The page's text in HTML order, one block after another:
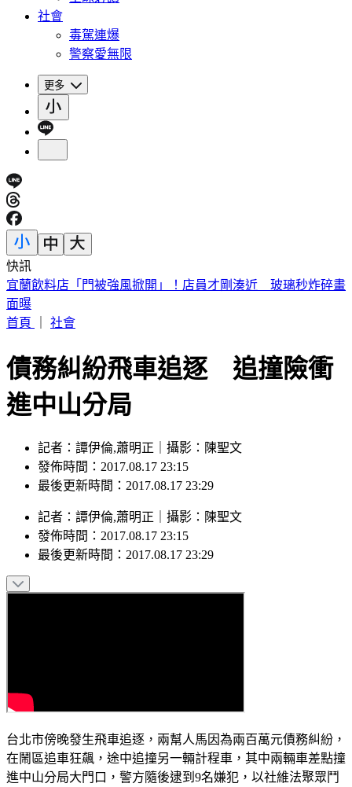
社會
毒駕連爆
警察愛無限
更多
快訊
宜蘭飲料店「門被強風掀開」！店員才剛湊近 玻璃秒炸碎畫
面曝
首頁
社會
債務糾紛飛車追逐 追撞險衝
進中山分局
記者：譚伊倫,蕭明正｜攝影：陳聖文
發佈時間：2017.08.17 23:15
最後更新時間：2017.08.17 23:29
記者 ： 譚伊倫,蕭明正 攝影 ： 陳聖文
發佈時間： 2017.08.17 23:15
最後更新時間： 2017.08.17 23:29
台北市傍晚發生飛車追逐，兩幫人馬因為兩百萬元債務糾紛，
在鬧區追車狂飆，途中追撞另一輛計程車，其中兩輛車差點撞
進中山分局大門口，警方隨後逮到9名嫌犯，以社維法聚眾鬥